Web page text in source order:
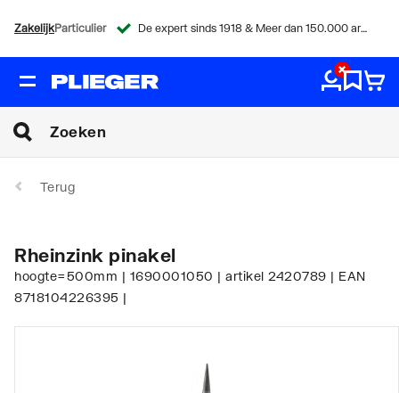
ZakelijkParticulier De expert sinds 1918 & Meer dan 150.000 artikelen
Terug
Rheinzink pinakel
hoogte=500mm | 1690001050 | artikel 2420789 | EAN
8718104226395 |